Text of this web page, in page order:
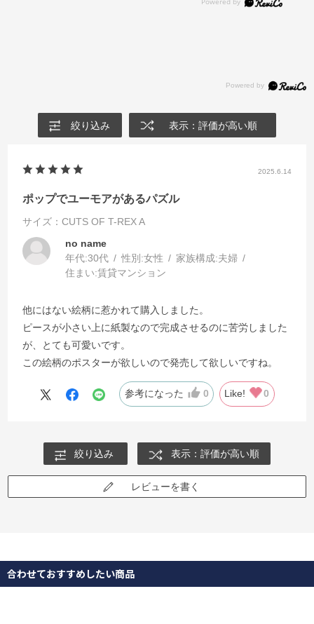
絞り込み 表示：評価が高い順
2025.6.14
ポップでユーモアがあるパズル
サイズ：CUTS OF T-REX A
no name
年代:30代 性別:女性 家族構成:夫婦
住まい:賃貸マンション
他にはない絵柄に惹かれて購入しました。
ピースが小さい上に紙製なので完成させるのに苦労しました
が、とても可愛いです。
この絵柄のポスターが欲しいので発売して欲しいですね。
参考になった 0 Like! 0
絞り込み 表示：評価が高い順
レビューを書く
合わせておすすめしたい商品